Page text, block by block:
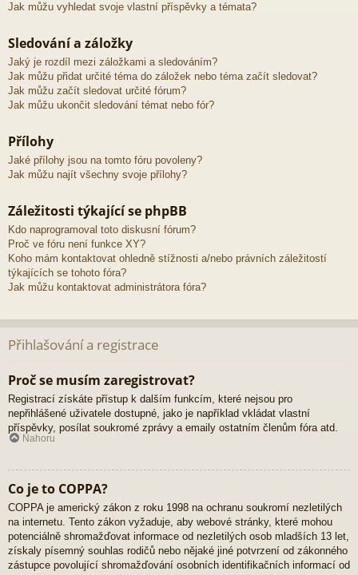
Jak můžu vyhledat svoje vlastní příspěvky a témata?
Sledování a záložky
Jaký je rozdíl mezi záložkami a sledováním?
Jak můžu přidat určité téma do záložek nebo téma začít sledovat?
Jak můžu začít sledovat určité fórum?
Jak můžu ukončit sledování témat nebo fór?
Přílohy
Jaké přílohy jsou na tomto fóru povoleny?
Jak můžu najít všechny svoje přílohy?
Záležitosti týkající se phpBB
Kdo naprogramoval toto diskusní fórum?
Proč ve fóru není funkce XY?
Koho mám kontaktovat ohledně stížnosti a/nebo právních záležitostí
týkajících se tohoto fóra?
Jak můžu kontaktovat administrátora fóra?
Přihlašování a registrace
Proč se musím zaregistrovat?
Registrací získáte přístup k dalším funkcím, které nejsou pro
nepřihlášené uživatele dostupné, jako je například vkládat vlastní
příspěvky, posílat soukromé zprávy a emaily ostatním členům fóra atd.
Nahoru
Co je to COPPA?
COPPA je americký zákon z roku 1998 na ochranu soukromí nezletilých
na internetu. Tento zákon vyžaduje, aby webové stránky, které mohou
potenciálně shromažďovat informace od nezletilých osob mladších 13 let,
získaly písemný souhlas rodičů nebo nějaké jiné potvrzení od zákonného
zástupce povolující shromažďování osobních identifikačních informací od